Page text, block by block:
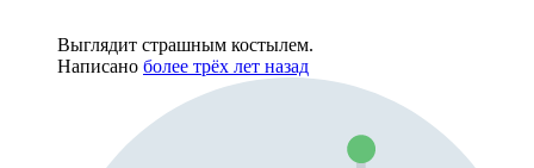
Выглядит страшным костылем.
Написано более трёх лет назад